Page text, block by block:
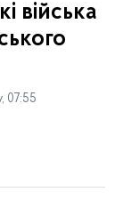
війська
07:55